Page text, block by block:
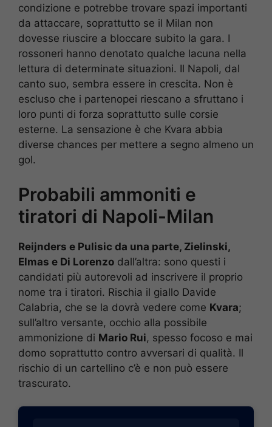
condizione e potrebbe trovare spazi importanti
da attaccare, soprattutto se il Milan non
dovesse riuscire a bloccare subito la gara. I
rossoneri hanno denotato qualche lacuna nella
lettura di determinate situazioni. Il Napoli, dal
canto suo, sembra essere in crescita. Non è
escluso che i partenopei riescano a sfruttano i
loro punti di forza soprattutto sulle corsie
esterne. La sensazione è che Kvara abbia
diverse chances per mettere a segno almeno un
gol.
Probabili ammoniti e
tiratori di Napoli-Milan
Reijnders e Pulisic da una parte, Zielinski,
Elmas e Di Lorenzo dall’altra: sono questi i
candidati più autorevoli ad inscrivere il proprio
nome tra i tiratori. Rischia il giallo Davide
Calabria, che se la dovrà vedere come Kvara;
sull’altro versante, occhio alla possibile
ammonizione di Mario Rui, spesso focoso e mai
domo soprattutto contro avversari di qualità. Il
rischio di un cartellino c’è e non può essere
trascurato.